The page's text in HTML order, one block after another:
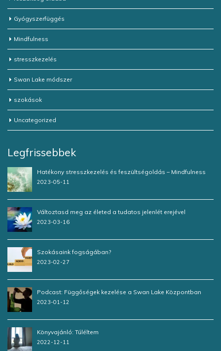
Gyógyszerfüggés
Mindfulness
stresszkezelés
Swan Lake módszer
szokások
Uncategorized
Legfrissebbek
Hatékony stresszkezelés és feszültségoldás – Mindfulness
2023-05-11
Változtasd meg az életed a tudatos jelenlét erejével
2023-03-16
Szokásaink fogságában?
2023-02-27
Podcast: Függőségek kezelése a Swan Lake Központban
2023-01-12
Könyvajánló: Túléltem
2022-12-11